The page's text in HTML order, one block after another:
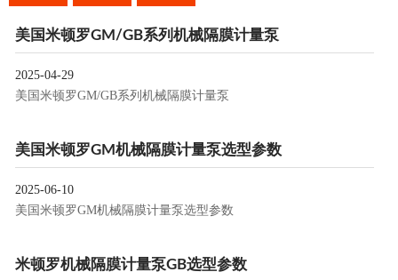
美国米顿罗GM/GB系列机械隔膜计量泵
2025-04-29
美国米顿罗GM/GB系列机械隔膜计量泵
美国米顿罗GM机械隔膜计量泵选型参数
2025-06-10
美国米顿罗GM机械隔膜计量泵选型参数
米顿罗机械隔膜计量泵GB选型参数